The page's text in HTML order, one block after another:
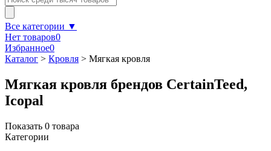
Все категории ▼
Нет товаров0
Избранное0
Каталог > Кровля > Мягкая кровля
Мягкая кровля брендов CertainTeed,
Icopal
Показать 0 товара
Категории